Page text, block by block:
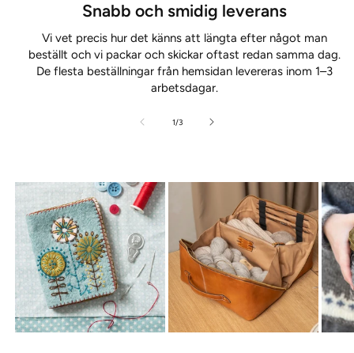
Snabb och smidig leverans
Vi vet precis hur det känns att längta efter något man
beställt och vi packar och skickar oftast redan samma dag.
De flesta beställningar från hemsidan levereras inom 1–3
arbetsdagar.
1/av
3